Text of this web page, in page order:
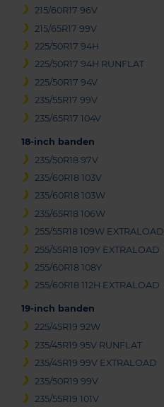
215/60R17 96V
215/65R17 99V
225/50R17 94H
225/50R17 94H RUNFLAT
225/50R17 94V
235/55R17 99V
235/65R17 104V
18-inch banden
235/50R18 97V
235/60R18 103V
235/60R18 103W
235/65R18 106W
255/55R18 109W EXTRALOAD
255/55R18 109Y EXTRALOAD
255/60R18 108Y
255/60R18 112H EXTRALOAD
19-inch banden
225/45R19 92W
235/45R19 95V RUNFLAT
235/45R19 99V EXTRALOAD
235/50R19 99V
235/55R19 101V